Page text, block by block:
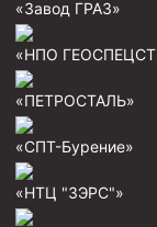
Муфта БТС 245
Муфта БТС 178
«Завод ГРАЗ»
«НПО
«ПЕТРОСТАЛЬ»
«СПТ-Бурение»
«НТЦ "ЗЭРС"»